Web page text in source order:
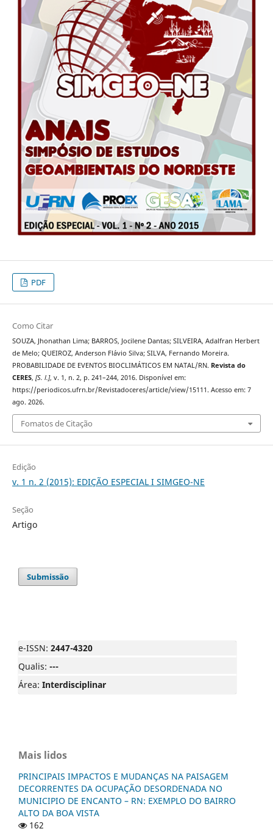
PDF
Como Citar
SOUZA, Jhonathan Lima; BARROS, Jocilene Dantas; SILVEIRA, Adalfran Herbert
de Melo; QUEIROZ, Anderson Flávio Silva; SILVA, Fernando Moreira.
PROBABILIDADE DE EVENTOS BIOCLIMÁTICOS EM NATAL/RN. Revista do
CERES, [S. l.], v. 1, n. 2, p. 241–244, 2016. Disponível em:
https://periodicos.ufrn.br/Revistadoceres/article/view/15111. Acesso em: 7
ago. 2026.
Fomatos de Citação
Edição
v. 1 n. 2 (2015): EDIÇÃO ESPECIAL I SIMGEO-NE
Seção
Artigo
Submissão
e-ISSN: 2447-4320
Qualis: ---
Área: Interdisciplinar
Mais lidos
PRINCIPAIS IMPACTOS E MUDANÇAS NA PAISAGEM
DECORRENTES DA OCUPAÇÃO DESORDENADA NO
MUNICIPIO DE ENCANTO – RN: EXEMPLO DO BAIRRO
ALTO DA BOA VISTA
162